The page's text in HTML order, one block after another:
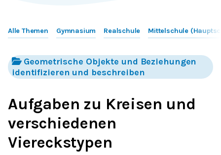
Alle Themen Gymnasium Realschule Mittelschule
Geometrische Objekte und Beziehungen
identifizieren und beschreiben
Aufgaben zu Kreisen und
verschiedenen
Viereckstypen